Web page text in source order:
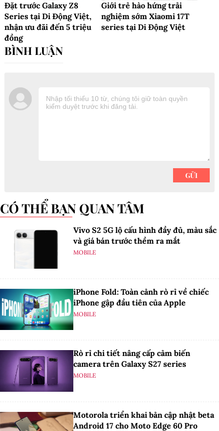
Đặt trước Galaxy Z8
Series tại Di Động Việt,
nhận ưu đãi đến 5 triệu
đồng
Giới trẻ hào hứng trải
nghiệm sớm Xiaomi 17T
series tại Di Động Việt
CÓ THỂ BẠN QUAN TÂM
Vivo S2 5G lộ cấu hình đầy đủ, màu sắc
và giá bán trước thềm ra mắt
MOBILE
iPhone Fold: Toàn cảnh rò rỉ về chiếc
iPhone gập đầu tiên của Apple
MOBILE
Rò rỉ chi tiết nâng cấp cảm biến
camera trên Galaxy S27 series
MOBILE
Motorola triển khai bản cập nhật beta
Android 17 cho Moto Edge 60 Pro